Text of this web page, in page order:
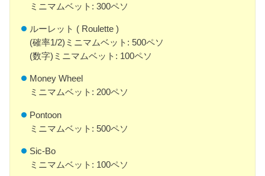
ミニマムベット: 300ペソ
ルーレット ( Roulette )
(確率1/2)ミニマムベット: 500ペソ
(数字)ミニマムベット: 100ペソ
Money Wheel
ミニマムベット: 200ペソ
Pontoon
ミニマムベット: 500ペソ
Sic-Bo
ミニマムベット: 100ペソ